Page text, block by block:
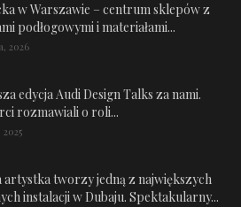
w Warszawie – centrum sklepów z
podłogowymi i materiałami...
2026
edycja Audi Design Talks za nami.
rozmawiali o roli...
artystka tworzy jedną z największych
instalacji w Dubaju. Spektakularny...